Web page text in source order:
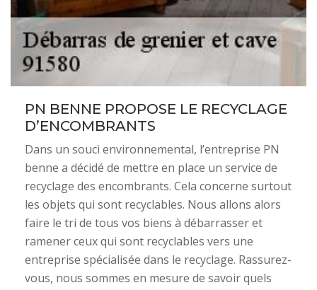
PN BENNE PROPOSE LE RECYCLAGE
D’ENCOMBRANTS
Dans un souci environnemental, l’entreprise PN
benne a décidé de mettre en place un service de
recyclage des encombrants. Cela concerne surtout
les objets qui sont recyclables. Nous allons alors
faire le tri de tous vos biens à débarrasser et
ramener ceux qui sont recyclables vers une
entreprise spécialisée dans le recyclage. Rassurez-
vous, nous sommes en mesure de savoir quels